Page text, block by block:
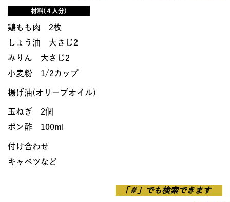
材料(４人分)
鶏もも肉 2枚
しょう油 大さじ2
みりん 大さじ2
小麦粉 1/2カップ
揚げ油(オリーブオイル)
玉ねぎ 2個
ポン酢 100ml
付け合わせ
キャベツなど
「＃」でも検索できます